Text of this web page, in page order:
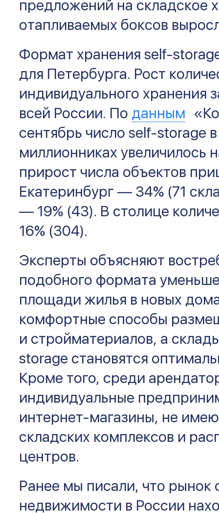
предложений на складское
отапливаемых боксов
Формат хранения self-
для Петербурга. Рост
индивидуального хранения
всей России. По данным
сентябрь число self-storage
миллионниках увеличилось
прирост числа объектов
Екатеринбург — 34% (71
— 19% (43). В столице
16% (304).
Эксперты объясняют
подобного формата
площади жилья в новых
комфортные способы
и стройматериалов, а
storage становятся
Кроме того, среди
индивидуальные
интернет-магазины, не
складских комплексов и
центров.
Ранее мы писали, что рынок
недвижимости в России